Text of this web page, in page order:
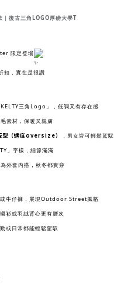
｜復古三角LOGO厚磅大學T
限定登場
扣，實在是很讚
KELTY三角Logo」，低調又有存在感
素材，保暖又親膚
型（適度oversize）
，男女皆可輕鬆駕馭
」字樣，細節滿滿
外套內搭，秋冬都實穿
或牛仔褲，展現Outdoor Street風格
衫或羽絨背心更有層次
或日常都能輕鬆駕馭